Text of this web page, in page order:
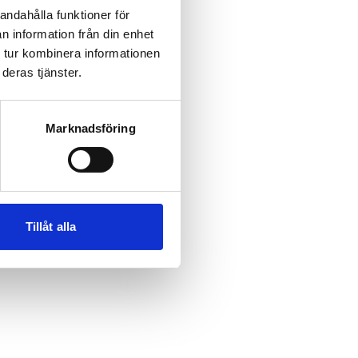
funktioner för
information från din enhet
kombinera informationen
tjänster.
Marknadsföring
Tillåt alla
information).